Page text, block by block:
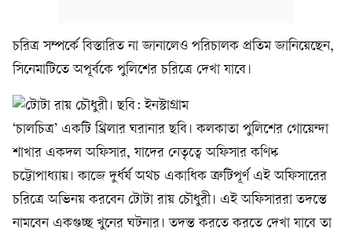
চরিত্র সম্পর্কে বিস্তারিত না জানালেও পরিচালক প্রতিম জানিয়েছেন,
সিনেমাটিতে অপূর্বকে পুলিশের চরিত্রে দেখা যাবে।
‘চালচিত্র’ একটি থ্রিলার ঘরানার ছবি। কলকাতা পুলিশের গোয়েন্দা
শাখার একদল অফিসার, যাদের নেতৃত্বে অফিসার কণিষ্ক
চট্টোপাধ্যায়। কাজে দুর্ধর্ষ অথচ একাধিক ত্রুটিপূর্ণ এই অফিসারের
চরিত্রে অভিনয় করবেন টোটা রায় চৌধুরী। এই অফিসাররা তদন্তে
নামবেন একগুচ্ছ খুনের ঘটনার। তদন্ত করতে করতে দেখা যাবে তা